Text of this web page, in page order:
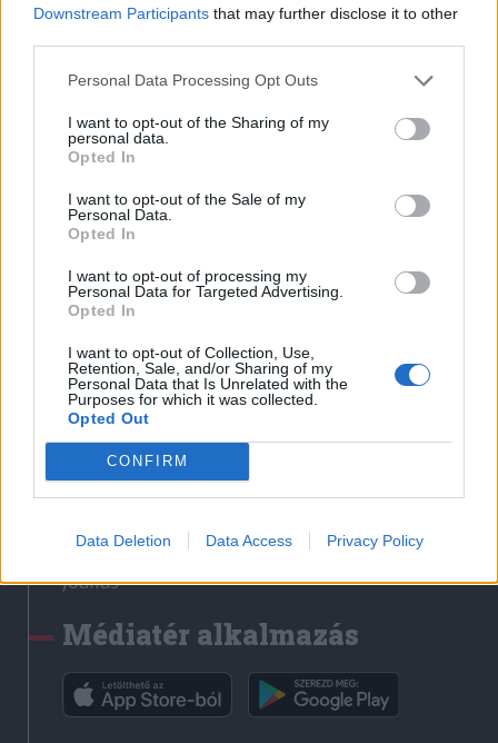
Downstream Participants that may further disclose it to other
Personal Data Processing Opt Outs
I want to opt-out of the Sharing of my
personal data.
Opted In
I want to opt-out of the Sale of my
Personal Data.
Opted In
I want to opt-out of processing my
Personal Data for Targeted Advertising.
Opted In
I want to opt-out of Collection, Use,
Retention, Sale, and/or Sharing of my
Personal Data that Is Unrelated with the
Purposes for which it was collected.
Opted Out
CONFIRM
Data Deletion Data Access Privacy Policy
Hozzászólási szabályzat
Nyomtatott lapjaink archívuma
Székely Hírmondó archívuma
Sütibeállítások
Médiatér
Liget
Krónika
Bihari Napló
Erdélyi Napló
Főtér
Rádió GaGa
Jóállás
Médiatér alkalmazás